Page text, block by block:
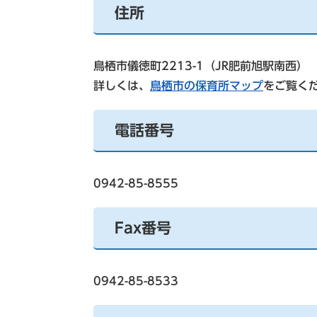
住所
鳥栖市儀徳町2213-1（JR肥前旭駅南西）
詳しくは、 鳥栖市の保育所マップをご覧く
電話番号
0942-85-8555
Fax番号
0942-85-8533